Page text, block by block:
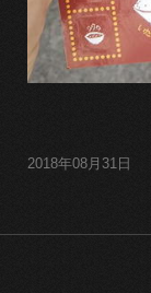
2018年08月31日